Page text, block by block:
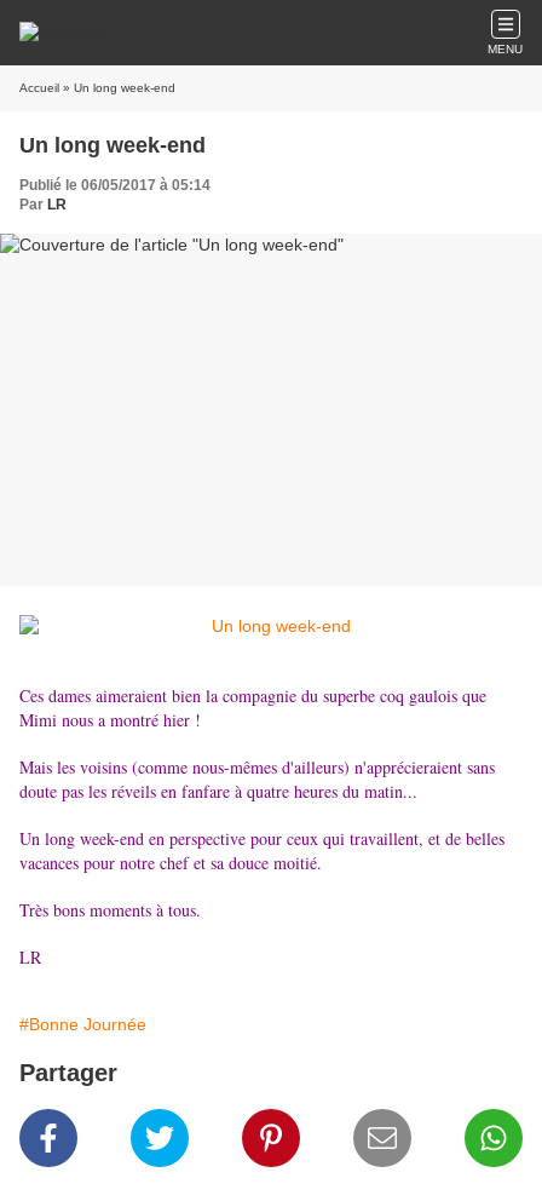
MENU
Accueil » Un long week-end
Un long week-end
Publié le 06/05/2017 à 05:14
Par LR
Ces dames aimeraient bien la compagnie du superbe coq gaulois que
Mimi nous a montré hier !
Mais les voisins (comme nous-mêmes d'ailleurs) n'apprécieraient sans
doute pas les réveils en fanfare à quatre heures du matin...
Un long week-end en perspective pour ceux qui travaillent, et de belles
vacances pour notre chef et sa douce moitié.
Très bons moments à tous.
LR
#Bonne Journée
Partager